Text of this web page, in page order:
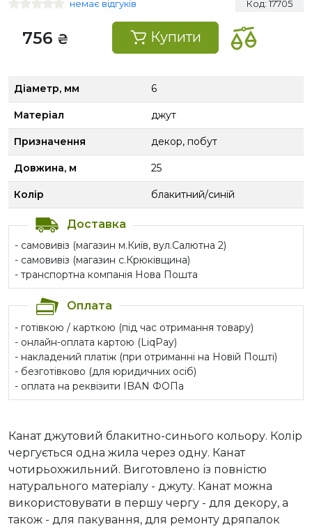
немає відгуків Код: 17705
756 ₴ Купити
Діаметр, мм 6
Матеріал джут
Призначення декор, побут
Довжина, м 25
Колір блакитний/синій
Доставка
- самовивіз (магазин м.Київ, вул.Салютна 2)
- самовивіз (магазин с.Крюківщина)
- транспортна компанія Нова Пошта
Оплата
- готівкою / карткою (під час отримання товару)
- онлайн-оплата картою (LiqPay)
- накладений платіж (при отриманні на Новій Пошті)
- безготівково (для юридичних осіб)
- оплата на реквізити IBAN ФОПа
Канат джутовий блакитно-синього кольору. Колір
чергується одна жила через одну. Канат
чотирьохжильний. Виготовлено із повністю
натурального матеріалу - джуту. Канат можна
використовувати в першу чергу - для декору, а
також - для пакування, для ремонту дряпалок